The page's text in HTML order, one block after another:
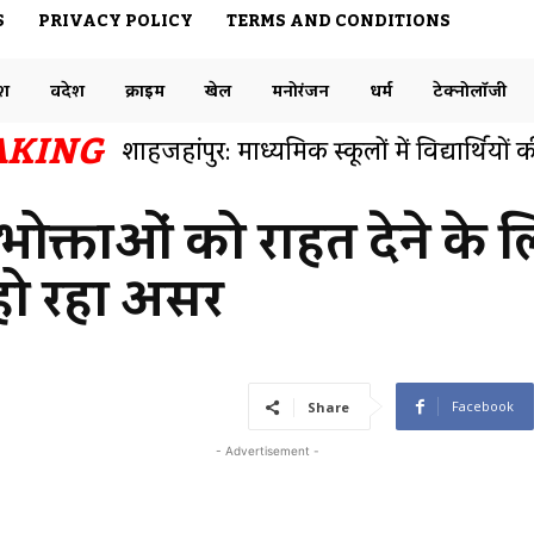
PRIVACY POLICY TERMS AND CONDITIONS
विदेश क्राइम खेल मनोरंजन धर्म टेक्नोलॉजी
बनारस रेलवे स्टेशन एक नंबर प्लेटफार्म से
समाजसेवी डॉक्टर राजेश ने ट्विटर पर रेलवे
को राहत देने के
रहा असर
Share Facebook
- Advertisement -